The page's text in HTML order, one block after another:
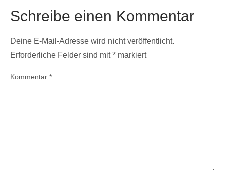
Schreibe einen Kommentar
Deine E-Mail-Adresse wird nicht veröffentlicht.
Erforderliche Felder sind mit* markiert
Kommentar *